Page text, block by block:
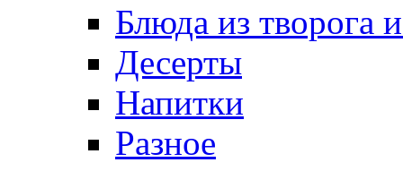
Блюда из творога
Десерты
Напитки
Разное